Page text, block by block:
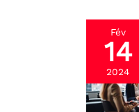
Fév
14
2024